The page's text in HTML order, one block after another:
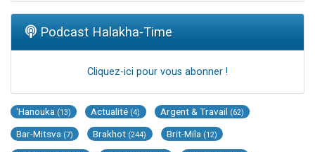
Podcast Halakha-Time
Cliquez-ici pour vous abonner !
'Hanouka (13) Actualité (4) Argent & Travail (62)
Bar-Mitsva (7) Brakhot (244) Brit-Mila (12)